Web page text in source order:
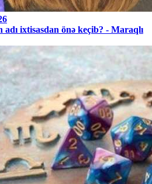
adı ixtisasdan önə keçib? - Maraqlı